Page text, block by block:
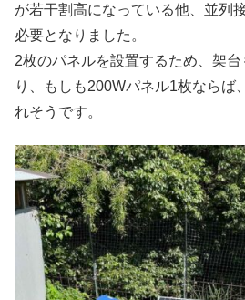
が若干割高になっている他、並列
必要となりました。
2枚のパネルを設置するため、架
り、もしも200Wパネル1枚ならば
れそうです。